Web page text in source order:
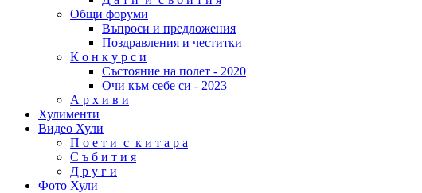
Общи форуми
Въпроси и предложения
Поздравления и честитки
К о н к у р с и
Състояние на полет - 2020
Очи към себе си - 2023
А р х и в и
Хулименти
Видео Хули
П о е т и с к и т а р а
С ъ б и т и я
Д р у г и
Фото Хули